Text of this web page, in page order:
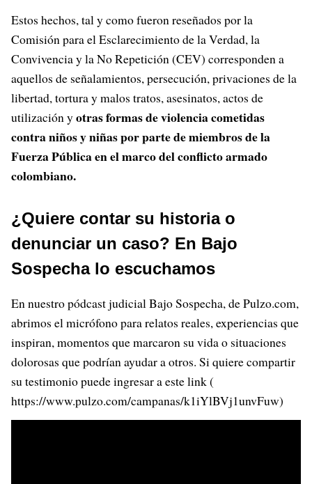
Estos hechos, tal y como fueron reseñados por la
Comisión para el Esclarecimiento de la Verdad, la
Convivencia y la No Repetición (CEV) corresponden a
aquellos de señalamientos, persecución, privaciones de la
libertad, tortura y malos tratos, asesinatos, actos de
utilización yotras formas de violencia cometidas
contra niños y niñas por parte de miembros de la
Fuerza Pública en el marco del conflicto armado
colombiano.
¿Quiere contar su historia o
denunciar un caso? En Bajo
Sospecha lo escuchamos
En nuestro pódcast judicial Bajo Sospecha, de Pulzo.com,
abrimos el micrófono para relatos reales, experiencias que
inspiran, momentos que marcaron su vida o situaciones
dolorosas que podrían ayudar a otros. Si quiere compartir
su testimonio puede ingresar a este link (
https://www.pulzo.com/campanas/k1iYlBVj1unvFuw)